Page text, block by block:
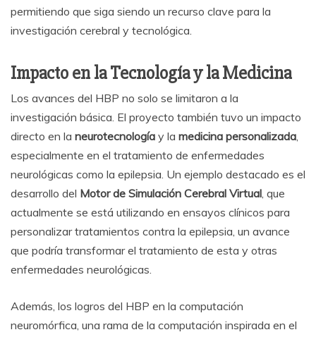
permitiendo que siga siendo un recurso clave para la
investigación cerebral y tecnológica.
Impacto en la Tecnología y la Medicina
Los avances del HBP no solo se limitaron a la
investigación básica. El proyecto también tuvo un impacto
directo en la neurotecnología y la medicina personalizada,
especialmente en el tratamiento de enfermedades
neurológicas como la epilepsia. Un ejemplo destacado es el
desarrollo del Motor de Simulación Cerebral Virtual, que
actualmente se está utilizando en ensayos clínicos para
personalizar tratamientos contra la epilepsia, un avance
que podría transformar el tratamiento de esta y otras
enfermedades neurológicas.
Además, los logros del HBP en la computación
neuromórfica, una rama de la computación inspirada en el